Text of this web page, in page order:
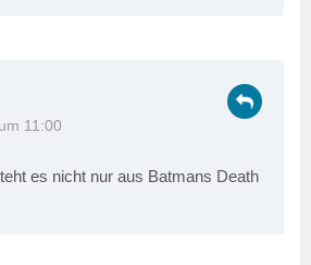
11:00
es nicht nur aus Batmans Death